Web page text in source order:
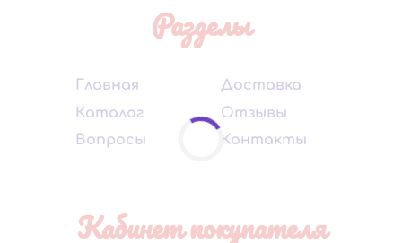
Разделы
Главная
Каталог
Вопросы
Доставка
Отзывы
Контакты
Кабинет покупателя